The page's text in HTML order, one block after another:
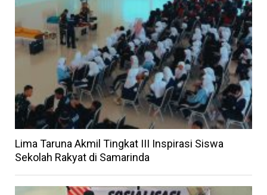
Lima Taruna Akmil Tingkat III Inspirasi Siswa
Sekolah Rakyat di Samarinda